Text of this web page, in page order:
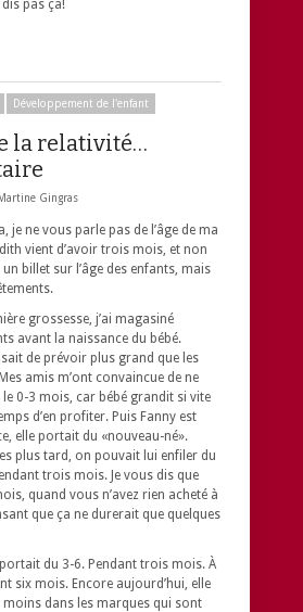
pas ça!
Développement de l'enfant
la relativité…
Martine Gingras
je ne vous parle pas de l’âge de ma
vient d’avoir trois mois, et non
un billet sur l’âge des enfants, mais
grossesse, j’ai magasiné
avant la naissance du bébé.
de prévoir plus grand que les
amis m’ont convaincue de ne
0-3 mois, car bébé grandit si vite
d’en profiter. Puis Fanny est
elle portait du «nouveau-né».
plus tard, on pouvait lui enfiler du
trois mois. Je vous dis que
quand vous n’avez rien acheté à
que ça ne durerait que quelques
du 3-6. Pendant trois mois. À
six mois. Encore aujourd’hui, elle
dans les marques qui sont